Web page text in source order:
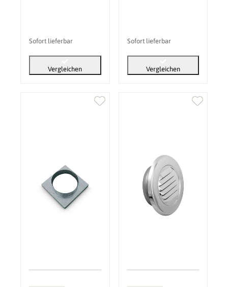
Sofort lieferbar
Vergleichen
Sofort lieferbar
Vergleichen